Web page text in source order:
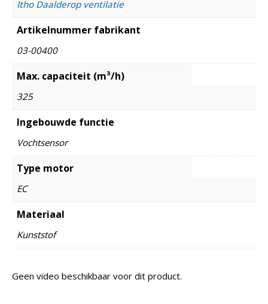
Itho Daalderop ventilatie
Artikelnummer fabrikant
03-00400
Max. capaciteit (m³/h)
325
Ingebouwde functie
Vochtsensor
Type motor
EC
Materiaal
Kunststof
Geen video beschikbaar voor dit product.